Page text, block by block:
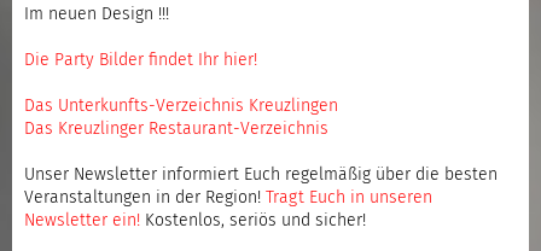
Im neuen Design !!!
Die Party Bilder findet Ihr hier!
Das Unterkunfts-Verzeichnis Kreuzlingen
Das Kreuzlinger Restaurant-Verzeichnis
Unser Newsletter informiert Euch regelmäßig über die besten
Veranstaltungen in der Region!
Tragt Euch in unseren
Newsletter ein! Kostenlos, seriös und sicher!